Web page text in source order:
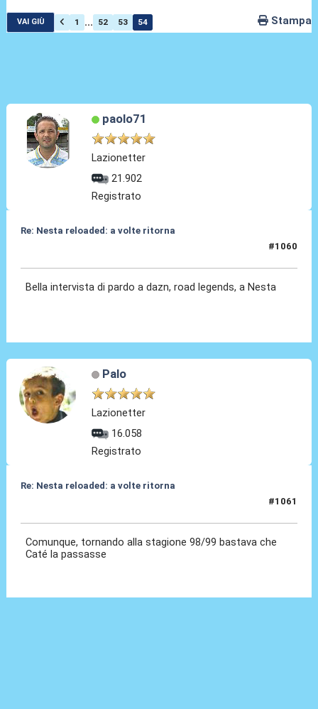
VAI GIÙ 1 ... 52 53 54 Stampa
paolo71
Lazionetter
21.902
Registrato
Re: Nesta reloaded: a volte ritorna
#1060
Bella intervista di pardo a dazn, road legends, a Nesta
Palo
Lazionetter
16.058
Registrato
Re: Nesta reloaded: a volte ritorna
#1061
Comunque, tornando alla stagione 98/99 bastava che
Caté la passasse